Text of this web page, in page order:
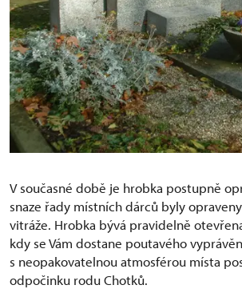
V současné době je hrobka postupně
snaze řady místních dárců byly
vitráže. Hrobka bývá pravidelně
kdy se Vám dostane poutavého
s neopakovatelnou atmosférou místa
odpočinku rodu Chotků.